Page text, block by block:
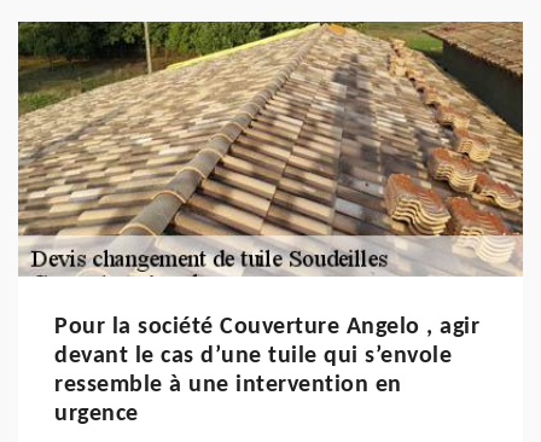
Pour la société Couverture Angelo , agir
devant le cas d’une tuile qui s’envole
ressemble à une intervention en
urgence